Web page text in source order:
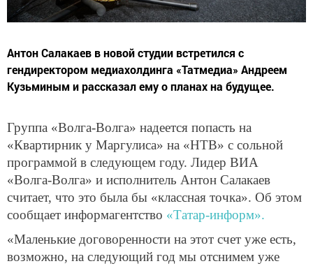
Антон Салакаев в новой студии встретился с
гендиректором медиахолдинга «Татмедиа» Андреем
Кузьминым и рассказал ему о планах на будущее.
Группа «Волга-Волга» надеется попасть на
«Квартирник у Маргулиса» на «НТВ» с сольной
программой в следующем году. Лидер ВИА
«Волга-Волга» и исполнитель Антон Салакаев
считает, что это была бы «классная точка». Об этом
сообщает информагентство «Татар-информ».
«Маленькие договоренности на этот счет уже есть,
возможно, на следующий год мы отснимем уже